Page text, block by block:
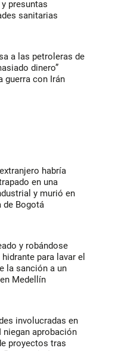
presuntas
sanitarias
a las petroleras de
dinero”
guerra con Irán
habría
en una
y murió en
de Bogotá
y robándose
para lavar el
la sanción a un
Medellín
involucradas en
niegan aprobación
proyectos tras